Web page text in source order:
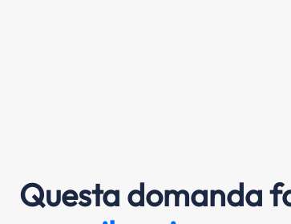
Questa domanda